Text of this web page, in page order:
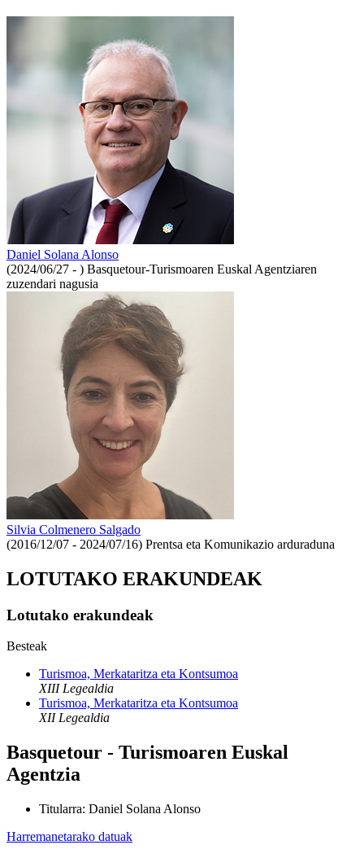
Daniel Solana Alonso
(2024/06/27 - ) Basquetour-Turismoaren Euskal Agentziaren
zuzendari nagusia
Silvia Colmenero Salgado
(2016/12/07 - 2024/07/16) Prentsa eta Komunikazio arduraduna
LOTUTAKO ERAKUNDEAK
Lotutako erakundeak
Besteak
Turismoa, Merkataritza eta Kontsumoa
XIII Legealdia
Turismoa, Merkataritza eta Kontsumoa
XII Legealdia
Basquetour - Turismoaren Euskal
Agentzia
Titularra: Daniel Solana Alonso
Harremanetarako datuak